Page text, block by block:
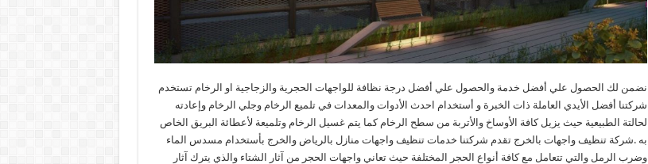
نضمن لك الحصول علي أفضل خدمة والحصول علي أفضل درجة نظافة للواجهات الحجرية والزجاجية او الرخام تستخدم
شركتنا أفضل الأيدي العاملة ذات الخبرة و أستخدام احدث الأدوات والمعدات في تلميع الرخام وجلي الرخام وإعادته
لحالتة الطبيعية حيث يزيل كافة الأوساخ والأتربة من سطح الرخام كما يتم غسيل الرخام وتلميعة لأعطائة البريق الخاص
به .شركة تنظيف واجهات بالخرج تقدم شركتنا خدمات تنظيف واجهات منازل بالرياض والخرج بأستخدام مسدس الماء
وضرب الرمل والتي تتعامل مع كافة أنواع الحجر المختلفة حيث تعاني واجهات الحجر من آثار الشتاء والذي يترك آثار